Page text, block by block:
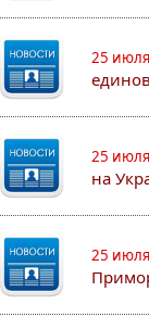
25
25
на
25